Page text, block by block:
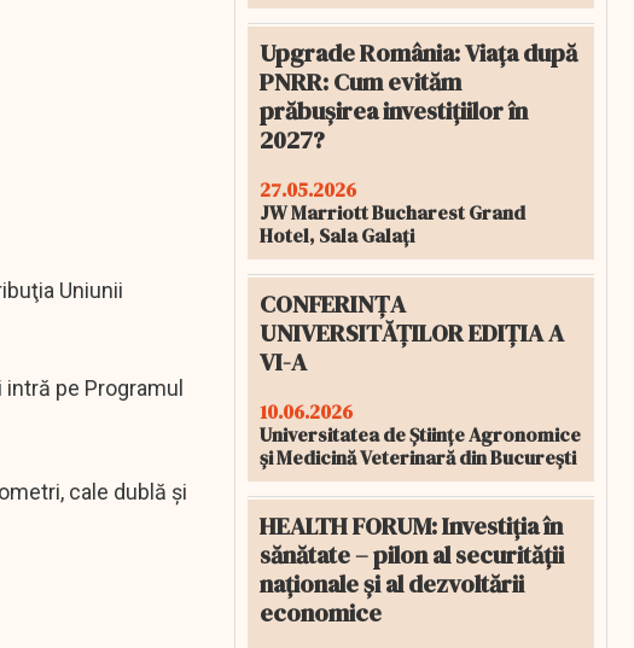
Uniunii
pe Programul
cale dublă şi
Upgrade România: Viața după
PNRR: Cum evităm
prăbușirea investițiilor în
2027?
27.05.2026
JW Marriott Bucharest Grand
Hotel, Sala Galați
CONFERINȚA
UNIVERSITĂȚILOR EDIȚIA A
VI-A
10.06.2026
Universitatea de Științe Agronomice
și Medicină Veterinară din București
HEALTH FORUM: Investiția în
sănătate – pilon al securității
naționale și al dezvoltării
economice